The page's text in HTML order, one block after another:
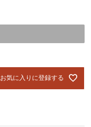
お気に入りに登録する